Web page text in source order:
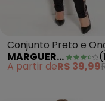
Conjunto Preto e
Plus Size
MARGUERITE (
A partir deR$ 39,99